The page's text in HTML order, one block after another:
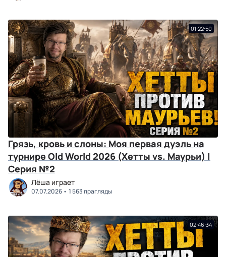
01:22:50
Грязь, кровь и слоны: Моя первая дуэль на
турнире Old World 2026 (Хетты vs. Маурьи) |
Серия №2
Лёша играет
07.07.2026 1 563 прагляды
02:46:34